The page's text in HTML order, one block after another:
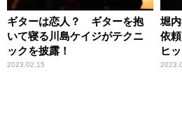
ギターは恋人？ ギターを抱
いて寝る川島ケイジがテクニ
ックを披露！
2023.02.15
堀
依
ヒ